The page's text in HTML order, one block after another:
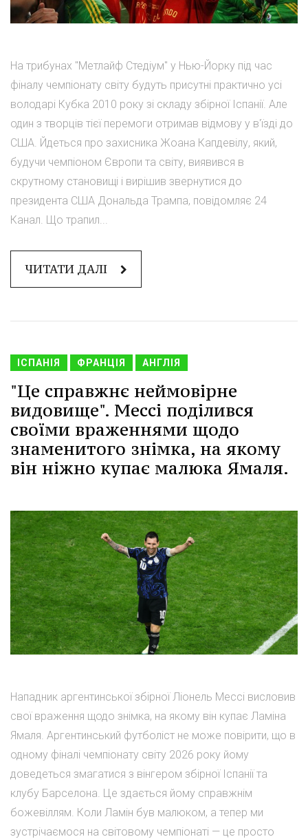
На трибунах "Метлайф Стедіум" у Нью-Йорку під час
фіналу чемпіонату світу будуть присутні практично усі
володарі Кубка 2010 року зі складу збірної Іспанії. Але
один з творців тієї перемоги отримав відмову у в'їзді до
США. Йдеться про захисника Жоана Капдевілу, який,
будучи чемпіоном Європи та світу, виявився в
скрутному становищі і вирішив звернутися до
президента США Дональда Трампа, повідомляє 24
Канал. Що трапил...
ЧИТАТИ ДАЛІ
ІСПАНІЯ ФРАНЦІЯ АНГЛІЯ
"Це справжнє неймовірне
видовище". Мессі поділився
своїми враженнями щодо
знаменитого знімка, на якому
він ніжно купає малюка Ямаля.
Нападник аргентинської збірної Ліонель Мессі висловив
свої враження щодо знімка, на якому він купає Ламіна
Ямаля. Аргентинський футболіст не може повірити, що в
одному фіналі чемпіонату світу 2026 року йому
доведеться змагатися з вінгером збірної Іспанії та
клубу Барселона. Це здається йому справжнім
божевіллям. Коли Ламін був малюком, а тепер ми
зустрічаємося на світовому чемпіонаті — це просто